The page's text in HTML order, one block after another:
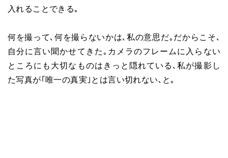
入れることできる｡
何を撮って､何を撮らないかは､私の意思だ｡だからこそ､
自分に言い聞かせてきた｡カメラのフレームに入らない
ところにも大切なものはきっと隠れている､私が撮影し
た写真が｢唯一の真実｣とは言い切れない､と｡